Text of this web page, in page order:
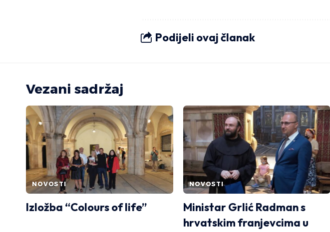
Podijeli ovaj članak
Vezani sadržaj
NOVOSTI
Izložba “Colours of life”
NOVOSTI
Ministar Grlić Radman s
hrvatskim franjevcima u